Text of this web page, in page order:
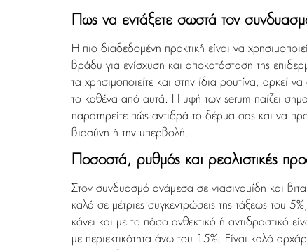
Πώς να εντάξετε σωστά τον
Η πιο διαδεδομένη πρακτική είναι να
βράδυ για ενίσχυση και αποκατάσταση της
τα χρησιμοποιείτε και στην ίδια ρουτίνα,
το καθένα από αυτά. Η υφή των serum παίζει
παρατηρείτε πώς αντιδρά το δέρμα σας και να
βιασύνη ή την υπερβολή.
Ποσοστά, ρυθμός και ρεαλιστικές
Στον συνδυασμό ανάμεσα σε νιασιναμίδη και
καλά σε μέτριες συγκεντρώσεις της τάξεως του
κάνει και με το πόσο ανθεκτικό ή αντιδραστικό
με περιεκτικότητα άνω του 15%. Είναι καλό